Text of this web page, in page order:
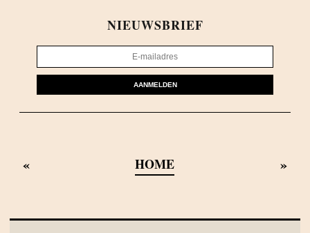
NIEUWSBRIEF
AANMELDEN
« HOME »